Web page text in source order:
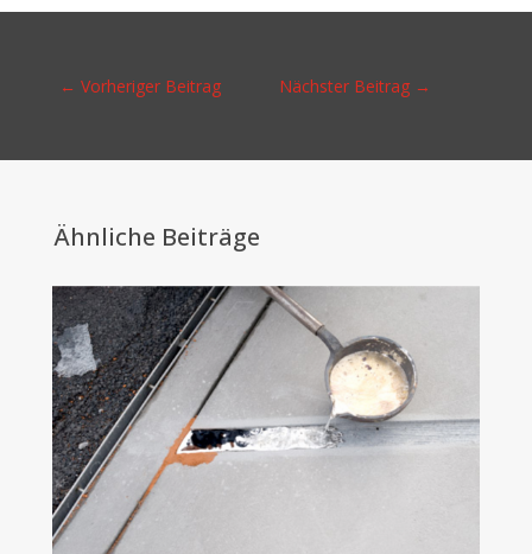
← Vorheriger Beitrag Nächster Beitrag →
Ähnliche Beiträge